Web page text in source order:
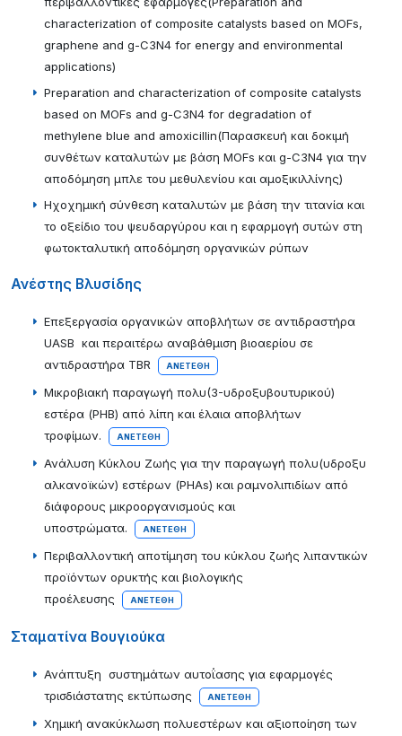
characterization of composite catalysts based on MOFs,
graphene and g-C3N4 for energy and environmental
applications)
Preparation and characterization of composite catalysts
based on MOFs and g-C3N4 for degradation of
methylene blue and amoxicillin(Παρασκευή και δοκιμή
συνθέτων καταλυτών με βάση MOFs και g-C3N4 για την
αποδόμηση μπλε του μεθυλενίου και αμοξικιλλίνης)
Ηχοχημική σύνθεση καταλυτών με βάση την τιτανία και
το οξείδιο του ψευδαργύρου και η εφαρμογή συτών στη
φωτοκταλυτική αποδόμηση οργανικών ρύπων
Ανέστης Βλυσίδης
Επεξεργασία οργανικών αποβλήτων σε αντιδραστήρα
UASB και περαιτέρω αναβάθμιση βιοαερίου σε
αντιδραστήρα TBR
ΑΝΕΤΈΘΗ
Μικροβιακή παραγωγή πολυ(3-υδροξυβουτυρικού)
εστέρα (PHB) από λίπη και έλαια αποβλήτων
τροφίμων.
ΑΝΕΤΈΘΗ
Ανάλυση Κύκλου Ζωής για την παραγωγή πολυ(υδροξυ
αλκανοϊκών) εστέρων (PHAs) και ραμνολιπιδίων από
διάφορους μικροοργανισμούς και
υποστρώματα.
ΑΝΕΤΈΘΗ
Περιβαλλοντική αποτίμηση του κύκλου ζωής λιπαντικών
προϊόντων ορυκτής και βιολογικής
προέλευσης
ΑΝΕΤΈΘΗ
Σταματίνα Βουγιούκα
Ανάπτυξη συστημάτων αυτoΐασης για εφαρμογές
τρισδιάστατης εκτύπωσης
ΑΝΕΤΈΘΗ
Χημική ανακύκλωση πολυεστέρων και αξιοποίηση των